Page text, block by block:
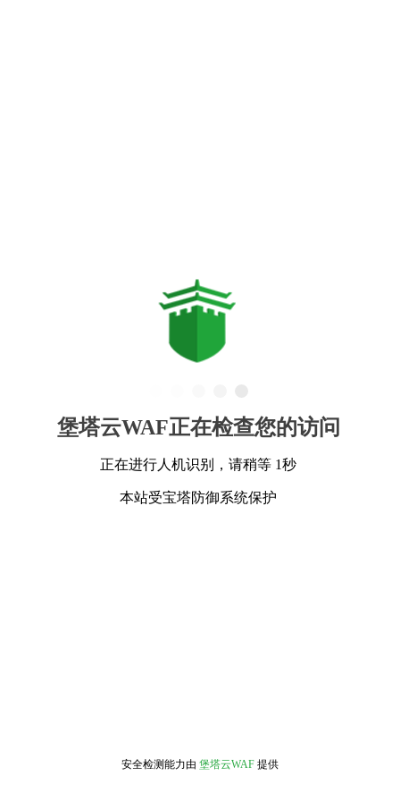
堡塔云WAF正在检查您的访问
正在进行人机识别，请稍等 1秒
本站受宝塔防御系统保护
安全检测能力由 堡塔云WAF 提供